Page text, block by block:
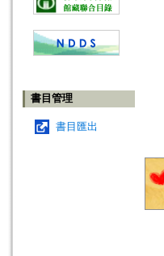
書目管理
書目匯出